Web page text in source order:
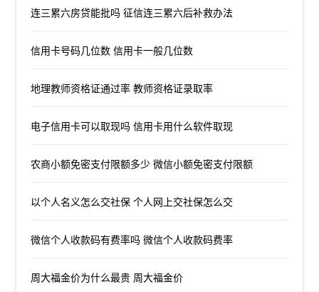
连三累六房贷能批吗 征信连三累六后补救办法
信用卡号码几位数 信用卡一般几位数
地理教师资格证通过率 教师资格证录取率
电子信用卡可以取现吗 信用卡用什么软件取现
农商小额免密支付限额多少 微信小额免密支付限额
以个人名义怎么交社保 个人网上交社保怎么交
微信个人收款码有费率吗 微信个人收款码费率
周大福金价为什么最贵 周大福金价